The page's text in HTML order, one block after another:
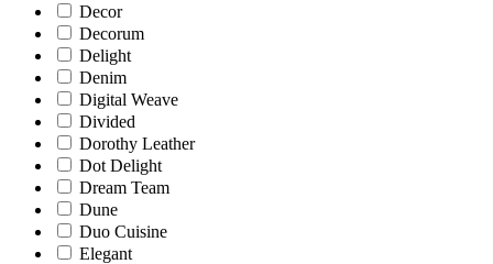
Decor
Decorum
Delight
Denim
Digital Weave
Divided
Dorothy Leather
Dot Delight
Dream Team
Dune
Duo Cuisine
Elegant